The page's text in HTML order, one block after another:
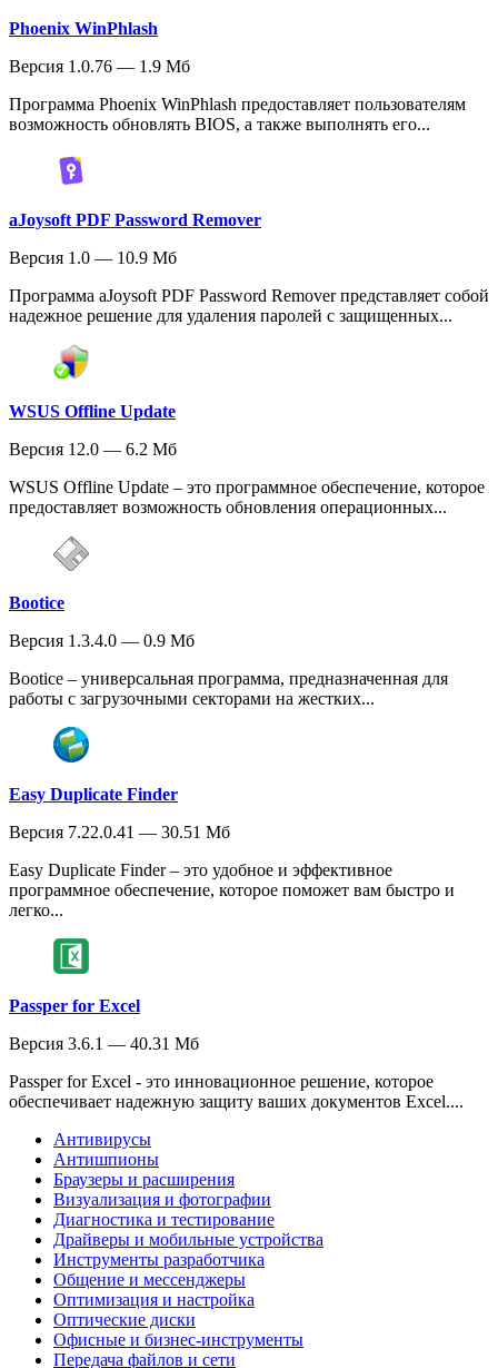
Phoenix WinPhlash
Версия 1.0.76 — 1.9 Мб
Программа Phoenix WinPhlash предоставляет пользователям
возможность обновлять BIOS, а также выполнять его...
aJoysoft PDF Password Remover
Версия 1.0 — 10.9 Мб
Программа aJoysoft PDF Password Remover представляет собой
надежное решение для удаления паролей с защищенных...
WSUS Offline Update
Версия 12.0 — 6.2 Мб
WSUS Offline Update – это программное обеспечение, которое
предоставляет возможность обновления операционных...
Bootice
Версия 1.3.4.0 — 0.9 Мб
Bootice – универсальная программа, предназначенная для
работы с загрузочными секторами на жестких...
Easy Duplicate Finder
Версия 7.22.0.41 — 30.51 Мб
Easy Duplicate Finder – это удобное и эффективное
программное обеспечение, которое поможет вам быстро и
легко...
Passper for Excel
Версия 3.6.1 — 40.31 Мб
Passper for Excel - это инновационное решение, которое
обеспечивает надежную защиту ваших документов Excel....
Антивирусы
Антишпионы
Браузеры и расширения
Визуализация и фотографии
Диагностика и тестирование
Драйверы и мобильные устройства
Инструменты разработчика
Общение и мессенджеры
Оптимизация и настройка
Оптические диски
Офисные и бизнес-инструменты
Передача файлов и сети